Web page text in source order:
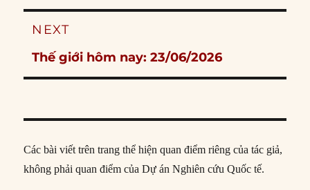
NEXT
Next
post:
Thế giới hôm nay: 23/06/2026
Các bài viết trên trang thể hiện quan điểm riêng của tác giả,
không phải quan điểm của Dự án Nghiên cứu Quốc tế.